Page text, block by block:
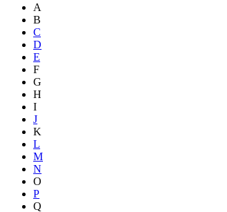
A
B
C
D
E
F
G
H
I
J
K
L
M
N
O
P
Q